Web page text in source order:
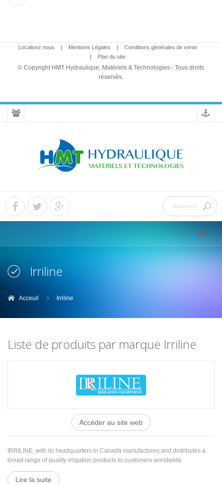
Localisez nous Mentions Légales
Conditions générales de vente
Plan du site
© Copyright HMT Hydraulique, Matériels & Technologies - Tous droits
réservés.
0
Irriline
Acceuil Irriline
Liste de produits par marque Irriline
Accéder au site web
IRRILINE, with its headquarters in Canada manufactures and distributes a
broad range of quality irrigation products to customers worldwide.
Lire la suite